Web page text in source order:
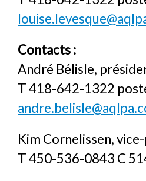
Contacts :
André Bélisle,
T 418-642-1322
Kim Cornelissen,
T 450-536-0843 C